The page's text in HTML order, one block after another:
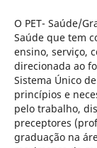
O PET- Saúde/
Saúde que tem
ensino, serviço,
direcionada ao
Sistema Único
princípios e
pelo trabalho,
preceptores
graduação na